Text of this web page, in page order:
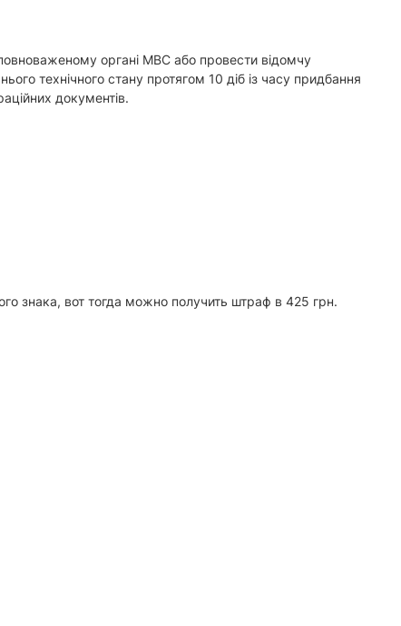
органі МВС або провести відомчу
технічного стану протягом 10 діб із часу придбання
документів.
знака, вот тогда можно получить штраф в 425 грн.